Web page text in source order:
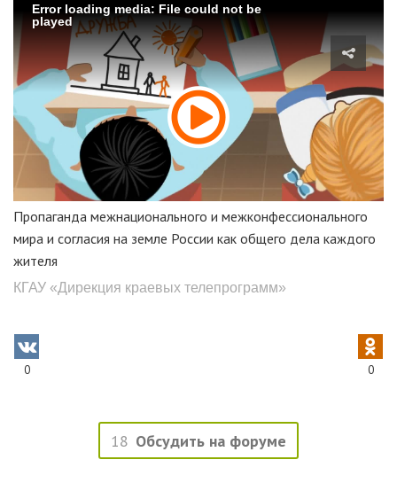
Error loading media: File could not be
played
Пропаганда межнационального и межконфессионального
мира и согласия на земле России как общего дела каждого
жителя
КГАУ «Дирекция краевых телепрограмм»
0 0
18 Обсудить на форуме